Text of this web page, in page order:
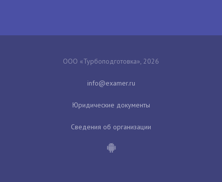
ООО «Турбоподготовка», 2026
Юридические документы
Сведения об организации